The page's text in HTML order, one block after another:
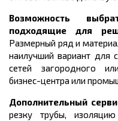
Возможность
подходящие для
Размерный ряд и
наилучший вариант для
сетей загородного
бизнес-центра или
Дополнительный
резку трубы,